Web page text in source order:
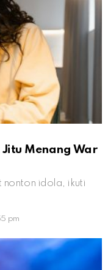
Jitu Menang War
nonton idola, ikuti
pm